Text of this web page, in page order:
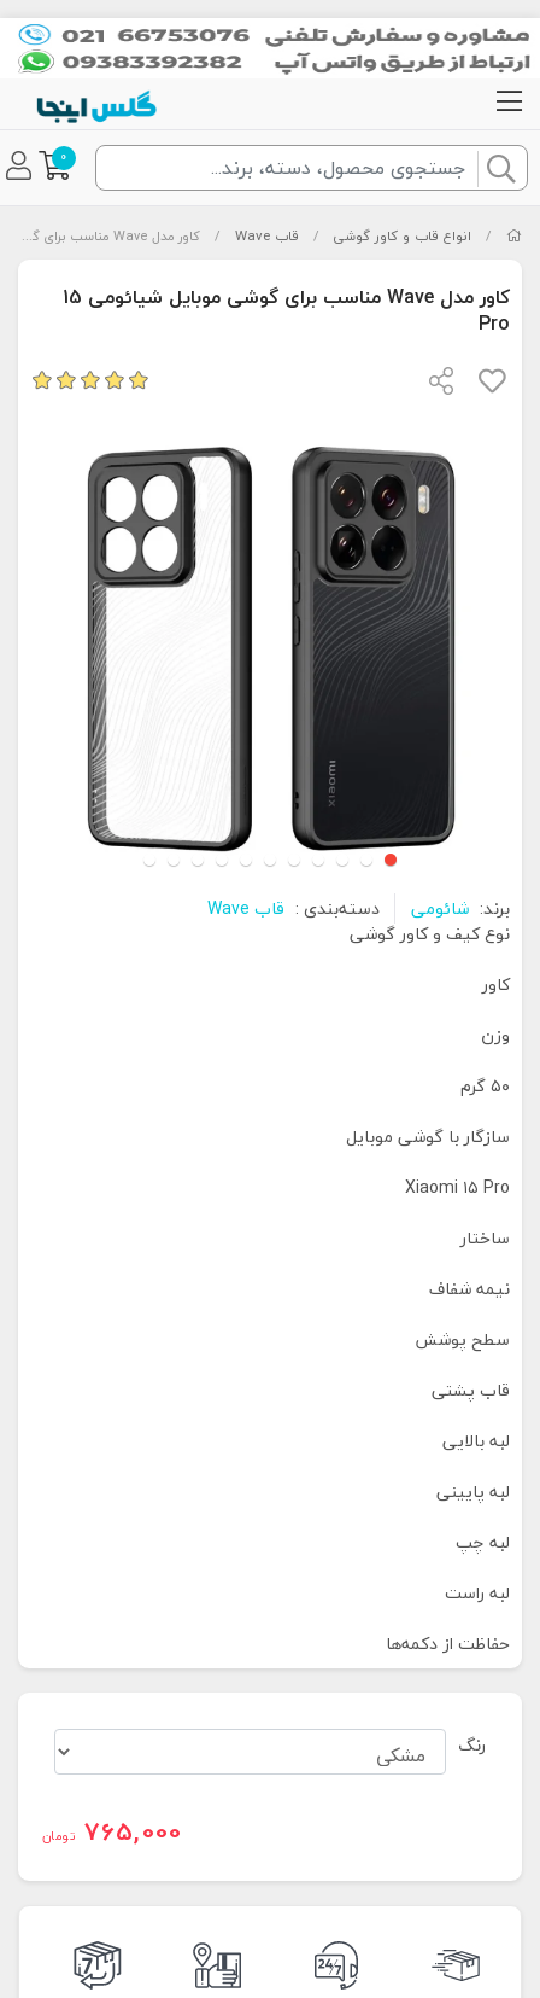
0
/ انواع قاب و کاور گوشی / قاب Wave / کاور مدل Wave مناسب برای گوشی موبایل شیائومی 15 Pro
کاور مدل Wave مناسب برای گوشی موبایل شیائومی 15
Pro
برند: شائومی دسته‌بندی : قاب Wave
نوع کیف و کاور گوشی
کاور
وزن
۵۰ گرم
سازگار با گوشی موبایل
Xiaomi ۱۵ Pro
ساختار
نیمه شفاف
سطح پوشش
قاب پشتی
لبه بالایی
لبه پایینی
لبه چپ
لبه راست
حفاظت از دکمه‌ها
رنگ
765,000 تومان